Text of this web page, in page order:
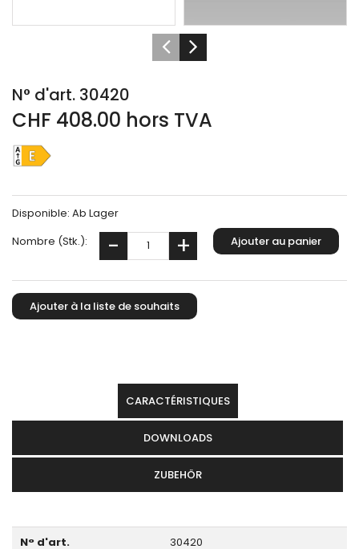
N° d'art. 30420
CHF 408.00 hors TVA
Disponible: Ab Lager
Nombre (Stk.):
CARACTÉRISTIQUES
DOWNLOADS
ZUBEHÖR
N° d'art.
30420